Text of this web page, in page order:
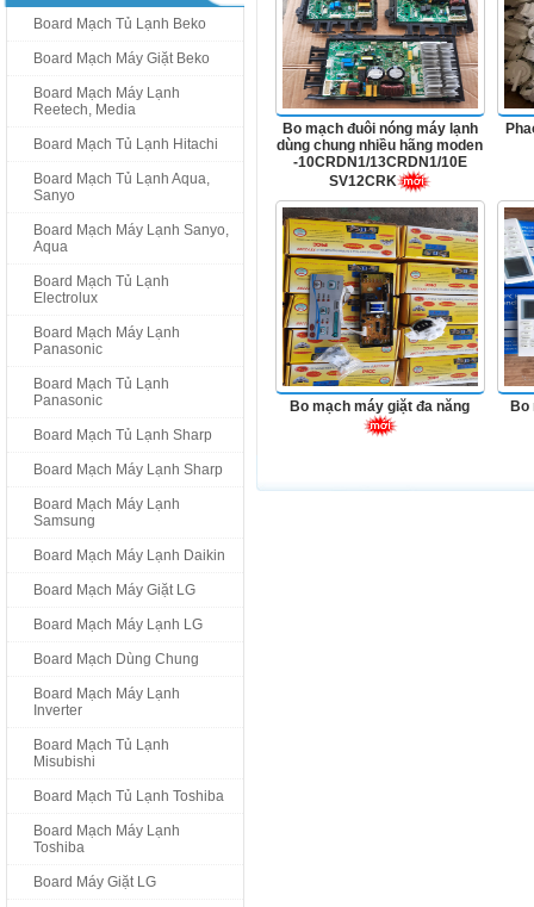
Board Mạch Tủ Lạnh Beko
Board Mạch Máy Giặt Beko
Board Mạch Máy Lạnh
Reetech, Media
Board Mạch Tủ Lạnh Hitachi
Board Mạch Tủ Lạnh Aqua,
Sanyo
Board Mạch Máy Lạnh Sanyo,
Aqua
Board Mạch Tủ Lạnh
Electrolux
Board Mạch Máy Lạnh
Panasonic
Board Mạch Tủ Lạnh
Panasonic
Board Mạch Tủ Lạnh Sharp
Board Mạch Máy Lạnh Sharp
Board Mạch Máy Lạnh
Samsung
Board Mạch Máy Lạnh Daikin
Board Mạch Máy Giặt LG
Board Mạch Máy Lạnh LG
Board Mạch Dùng Chung
Board Mạch Máy Lạnh
Inverter
Board Mạch Tủ Lạnh
Misubishi
Board Mạch Tủ Lạnh Toshiba
Board Mạch Máy Lạnh
Toshiba
Board Máy Giặt LG
Bo mạch đuôi nóng máy lạnh
dùng chung nhiều hãng moden
-10CRDN1/13CRDN1/10E
SV12CRK
Bo mạch máy giặt đa năng Bo